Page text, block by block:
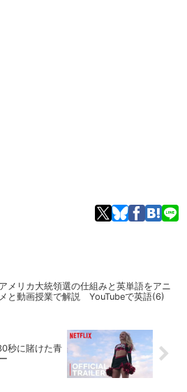
アメリカ大統領選の仕組みと英単語をアニ
メと動画授業で解説 YouTubeで英語(6)
秒に賭けた青